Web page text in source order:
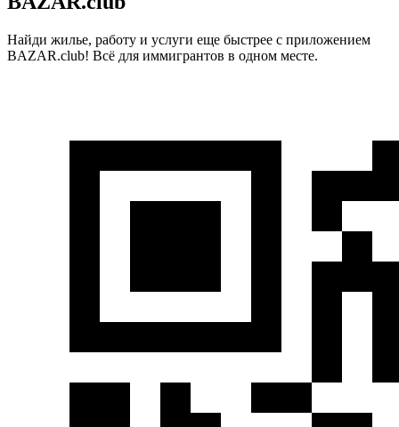
Найди жилье, работу и услуги еще быстрее с приложением
BAZAR.club! Всё для иммигрантов в одном месте.